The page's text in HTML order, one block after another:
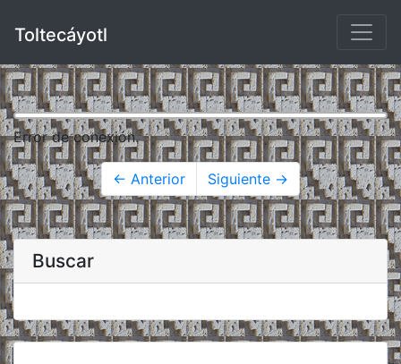
Toltecáyotl
Error de conexión.
← Anterior Siguiente →
Buscar